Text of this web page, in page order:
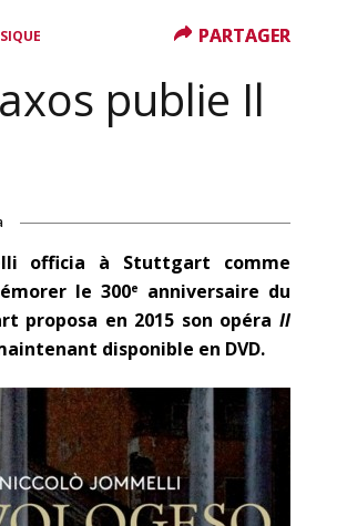
publie Il
officia à Stuttgart comme
le 300e
anniversaire du
proposa en 2015 son opéra Il
disponible en DVD.
PARTAGER
PARTAGER